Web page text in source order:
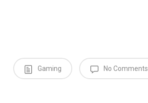
Gaming No Comments